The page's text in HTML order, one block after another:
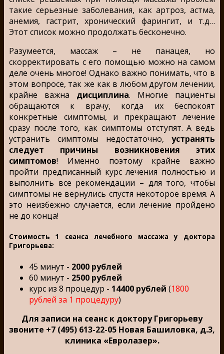
такие серьезные заболевания, как артроз, астма,
анемия, гастрит, хронический фарингит, и т.д…
Этот список можно продолжать бесконечно.
Разумеется, массаж – не панацея, но
скорректировать с его помощью можно на самом
деле очень многое! Однако важно понимать, что в
этом вопросе, так же как в любом другом лечении,
крайне важна дисциплина. Многие пациенты
обращаются к врачу, когда их беспокоят
конкретные симптомы, и прекращают лечение
сразу после того, как симптомы отступят. А ведь
устранить симптомы недостаточно, устранять
следует
причины возникновения этих
симптомов! Именно поэтому крайне важно
пройти предписанный курс лечения полностью и
выполнить все рекомендации – для того, чтобы
симптомы не вернулись спустя некоторое время. А
это неизбежно случается, если лечение пройдено
не до конца!
Стоимость 1 сеанса лечебного массажа у доктора
Григорьева:
45 минут - 2000 рублей
60 минут - 2500 рублей
курс из 8 процедур - 14400 рублей (1800
рублей за 1 процедуру)
Для записи на сеанс к доктору Григорьеву
звоните +7 (495) 613-22-05 Новая Башиловка, д.3,
клиника «Евролазер».